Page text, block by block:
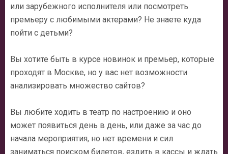
или зарубежного исполнителя или посмотреть
премьеру с любимыми актерами? Не знаете куда
пойти с детьми?
Вы хотите быть в курсе новинок и премьер, которые
проходят в Москве, но у вас нет возможности
анализировать множество сайтов?
Вы любите ходить в театр по настроению и оно
может появиться день в день, или даже за час до
начала мероприятия, но нет времени и сил
заниматься поиском билетов, ездить в кассы и ждать